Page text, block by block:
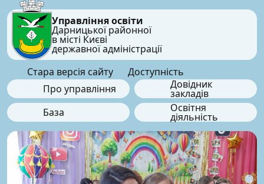
Управління освіти
Дарницької районної
в місті Києві
державної адміністрації
Стара версія сайту
Доступність
Про управління
Довідник
закладів
База
Освітня
діяльність